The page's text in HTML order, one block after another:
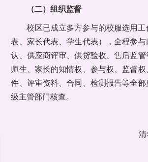
（二）组织监督
校区已成立多方参与的校服选用
表、家长代表、学生代表），全程参
认、供应商评审、供货验收、售后监
师生、家长的知情权、参与权、监督
件、评审资料、合同、检测报告等全
级主管部门核查。
清